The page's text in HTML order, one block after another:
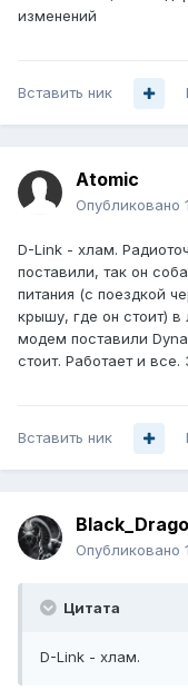
изменений
Вставить ник
Atomic
Опубликовано
D-Link - хлам.
поставили, так он
питания (с поездкой
крышу, где он стоит)
модем поставили
стоит. Работает и
Вставить ник
Опубликовано
Цитата
D-Link - хлам.